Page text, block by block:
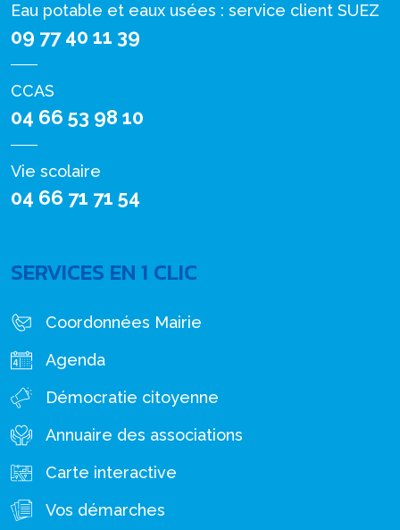
Eau potable et eaux usées : service client SUEZ
09 77 40 11 39
CCAS
04 66 53 98 10
Vie scolaire
04 66 71 71 54
SERVICES EN 1 CLIC
Coordonnées Mairie
Agenda
Démocratie citoyenne
Annuaire des associations
Carte interactive
Vos démarches